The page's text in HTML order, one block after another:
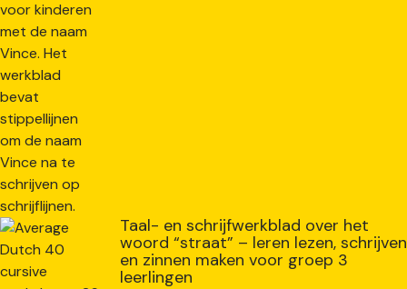
Taal- en schrijfwerkblad over het
woord “straat” – leren lezen, schrijven
en zinnen maken voor groep 3
leerlingen